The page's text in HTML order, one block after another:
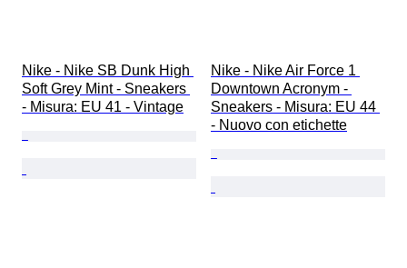
Nike - Nike SB Dunk High
Soft Grey Mint - Sneakers
- Misura: EU 41 - Vintage
Nike - Nike Air Force 1
Downtown Acronym -
Sneakers - Misura: EU 44
- Nuovo con etichette